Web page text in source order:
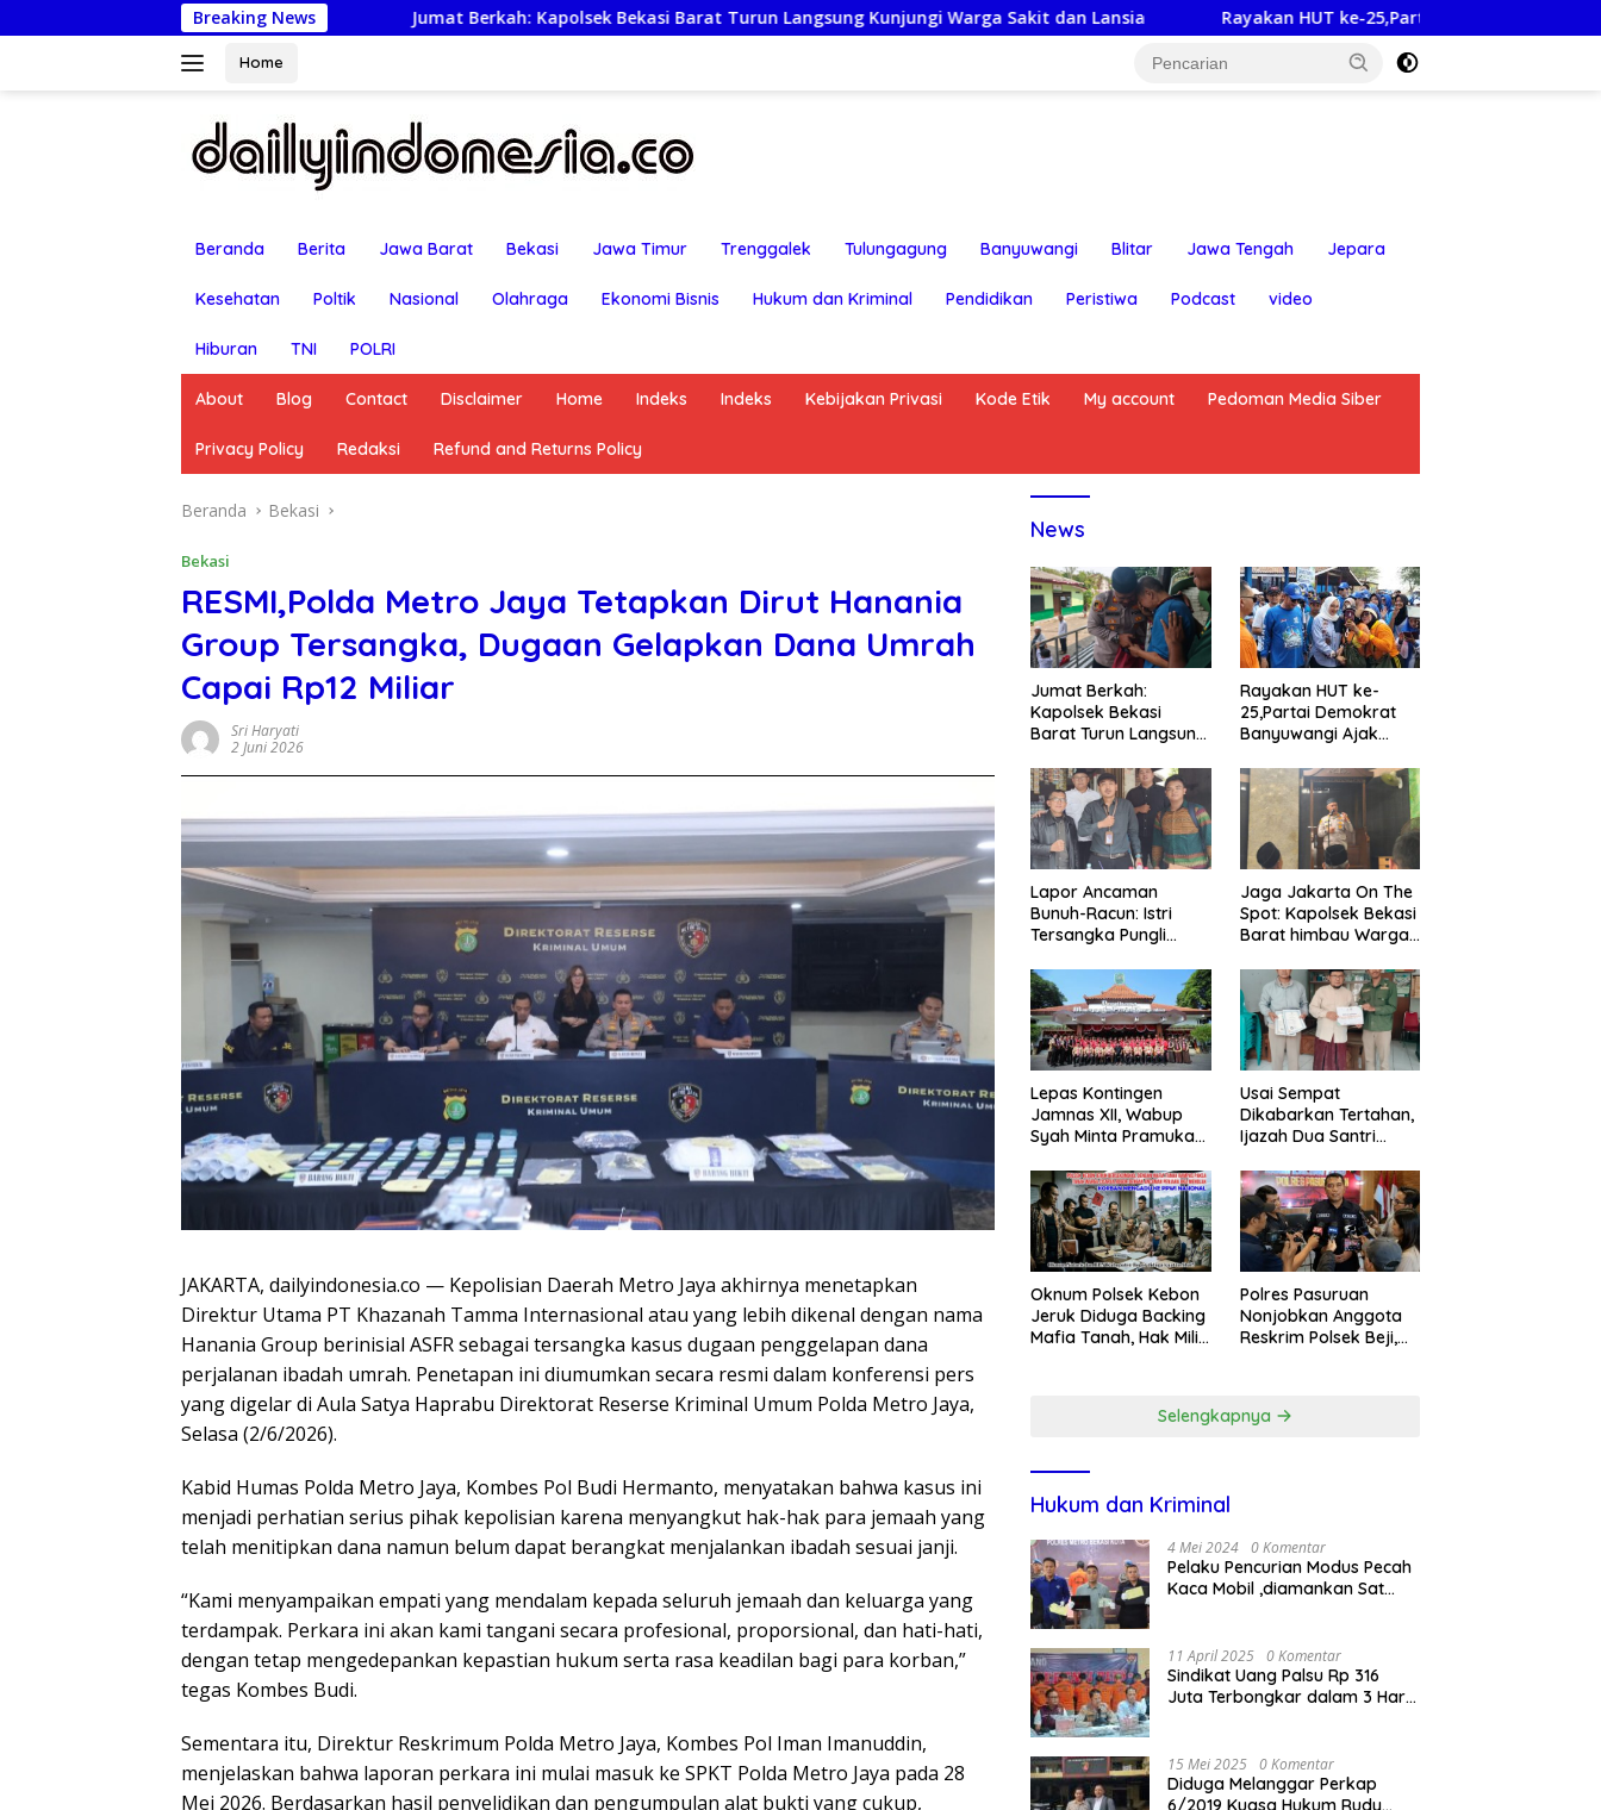
ke
Breaking News
Jumat Berkah: Kapolsek Bekasi Barat Turun Langsung Kunjungi Warga Sakit dan Lansia Rayakan HUT ke-25,Partai Demokrat Banyuwangi Ajak Warga
Home
Beranda Berita Jawa Barat Bekasi Jawa Timur Trenggalek Tulungagung Banyuwangi Blitar Jawa Tengah Jepara
Kesehatan Poltik Nasional Olahraga Ekonomi Bisnis Hukum dan Kriminal Pendidikan Peristiwa Podcast video
Hiburan TNI POLRI
About Blog Contact Disclaimer Home Indeks Indeks Kebijakan Privasi Kode Etik My account Pedoman Media Siber
Privacy Policy Redaksi Refund and Returns Policy
Beranda Bekasi
Bekasi
RESMI,Polda Metro Jaya Tetapkan Dirut Hanania
Group Tersangka, Dugaan Gelapkan Dana Umrah
Capai Rp12 Miliar
Sri Haryati
2 Juni 2026
JAKARTA, dailyindonesia.co — Kepolisian Daerah Metro Jaya akhirnya menetapkan
Direktur Utama PT Khazanah Tamma Internasional atau yang lebih dikenal dengan nama
Hanania Group berinisial ASFR sebagai tersangka kasus dugaan penggelapan dana
perjalanan ibadah umrah. Penetapan ini diumumkan secara resmi dalam konferensi pers
yang digelar di Aula Satya Haprabu Direktorat Reserse Kriminal Umum Polda Metro Jaya,
Selasa (2/6/2026).
Kabid Humas Polda Metro Jaya, Kombes Pol Budi Hermanto, menyatakan bahwa kasus ini
menjadi perhatian serius pihak kepolisian karena menyangkut hak-hak para jemaah yang
telah menitipkan dana namun belum dapat berangkat menjalankan ibadah sesuai janji.
“Kami menyampaikan empati yang mendalam kepada seluruh jemaah dan keluarga yang
terdampak. Perkara ini akan kami tangani secara profesional, proporsional, dan hati-hati,
dengan tetap mengedepankan kepastian hukum serta rasa keadilan bagi para korban,”
tegas Kombes Budi.
Sementara itu, Direktur Reskrimum Polda Metro Jaya, Kombes Pol Iman Imanuddin,
menjelaskan bahwa laporan perkara ini mulai masuk ke SPKT Polda Metro Jaya pada 28
Mei 2026. Berdasarkan hasil penyelidikan dan pengumpulan alat bukti yang cukup,
News
Jumat Berkah:
Kapolsek Bekasi
Barat Turun Langsung
dan Lansia
Rayakan HUT ke-
25,Partai Demokrat
Banyuwangi Ajak
Pantai Kedunen Desa
Bomo
Lapor Ancaman
Bunuh-Racun: Istri
Tersangka Pungli
Oknum G Mengaku
Utusan Kadis
Disdagperin
Jaga Jakarta On The
Spot: Kapolsek Bekasi
Barat himbau Warga
Tawuran Usai Sholat
Jumat
Lepas Kontingen
Jamnas XII, Wabup
Syah Minta Pramuka
Trenggalek
Usai Sempat
Dikabarkan Tertahan,
Ijazah Dua Santri
Secara Cuma-cuma
Oknum Polsek Kebon
Jeruk Diduga Backing
Mafia Tanah, Hak Milik
Polres Pasuruan
Nonjobkan Anggota
Reskrim Polsek Beji,
Penganiayaan
Selengkapnya
Hukum dan Kriminal
4 Mei 2024 0 Komentar
Pelaku Pencurian Modus Pecah
Kaca Mobil ,diamankan Sat
11 April 2025 0 Komentar
Sindikat Uang Palsu Rp 316
Juta Terbongkar dalam 3 Hari,
15 Mei 2025 0 Komentar
Diduga Melanggar Perkap